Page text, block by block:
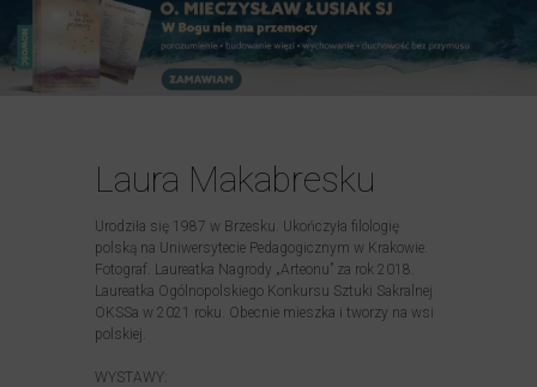
Laura Makabresku
Urodziła się 1987 w Brzesku. Ukończyła filologię
polską na Uniwersytecie Pedagogicznym w Krakowie.
Fotograf. Laureatka Nagrody „Arteonu” za rok 2018.
Laureatka Ogólnopolskiego Konkursu Sztuki Sakralnej
OKSSa w 2021 roku. Obecnie mieszka i tworzy na wsi
polskiej.
WYSTAWY: